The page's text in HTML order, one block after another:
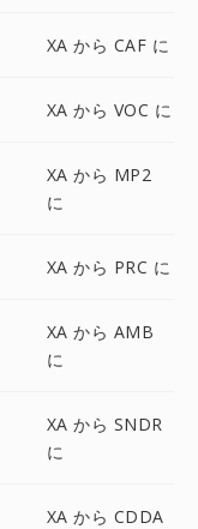
XA から CAF に
XA から VOC に
XA から MP2
に
XA から PRC に
XA から AMB
に
XA から SNDR
に
XA から CDDA